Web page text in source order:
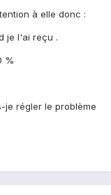
à elle donc :
je l'ai reçu .
%
je régler le problème